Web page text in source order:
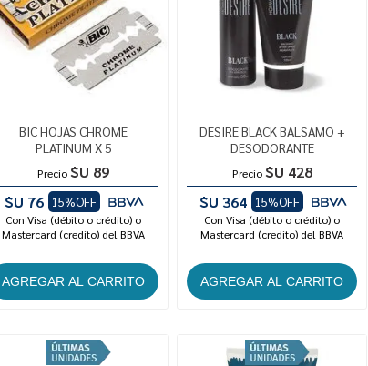
BIC HOJAS CHROME
PLATINUM X 5
Precio $U 89
$U 76 15%OFF
Con Visa (débito o crédito) o
Mastercard (credito) del BBVA
DESIRE BLACK BALSAMO +
DESODORANTE
Precio $U 428
$U 364
15%OFF
Con Visa (débito o crédito) o
Mastercard (credito) del BBVA